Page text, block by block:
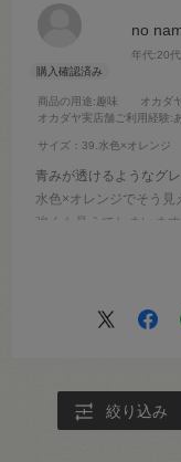
no
年代:20代
商品の用途:趣味 オカダ
オカダヤ実店舗ご利用経験:
サイズ：39.水色×オレンジ
青みが透けるようなグ
水色×オレンジでそう
強くも見えてしまいま
で良かったのでそのま
絞り込み